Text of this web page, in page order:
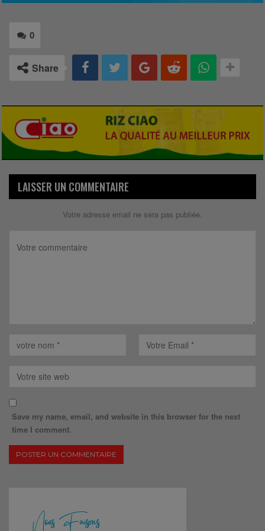
0
Share
LAISSER UN COMMENTAIRE
Votre adresse email ne sera pas publiée.
Save my name, email, and website in this browser for the next
time I comment.